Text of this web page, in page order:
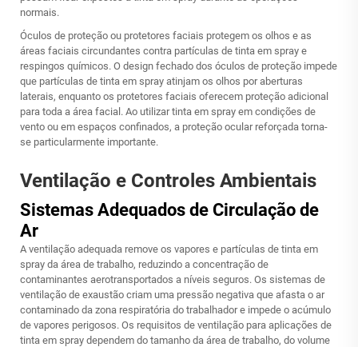
normais.
Óculos de proteção ou protetores faciais protegem os olhos e as
áreas faciais circundantes contra partículas de tinta em spray e
respingos químicos. O design fechado dos óculos de proteção impede
que partículas de tinta em spray atinjam os olhos por aberturas
laterais, enquanto os protetores faciais oferecem proteção adicional
para toda a área facial. Ao utilizar tinta em spray em condições de
vento ou em espaços confinados, a proteção ocular reforçada torna-
se particularmente importante.
Ventilação e Controles Ambientais
Sistemas Adequados de Circulação de
Ar
A ventilação adequada remove os vapores e partículas de tinta em
spray da área de trabalho, reduzindo a concentração de
contaminantes aerotransportados a níveis seguros. Os sistemas de
ventilação de exaustão criam uma pressão negativa que afasta o ar
contaminado da zona respiratória do trabalhador e impede o acúmulo
de vapores perigosos. Os requisitos de ventilação para aplicações de
tinta em spray dependem do tamanho da área de trabalho, do volume